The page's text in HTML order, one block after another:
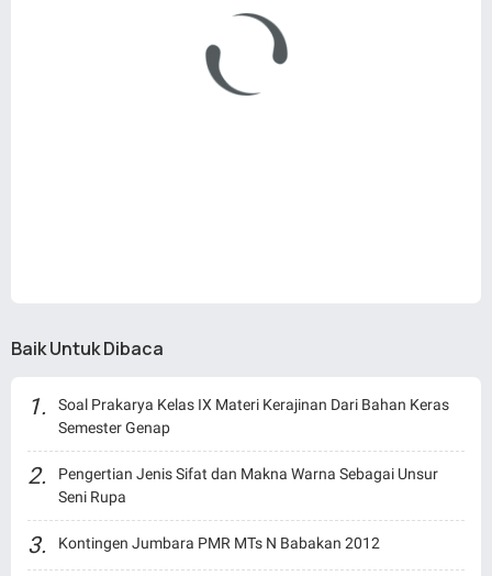
Baik Untuk Dibaca
Soal Prakarya Kelas IX Materi Kerajinan Dari Bahan Keras
Semester Genap
Pengertian Jenis Sifat dan Makna Warna Sebagai Unsur
Seni Rupa
Kontingen Jumbara PMR MTs N Babakan 2012